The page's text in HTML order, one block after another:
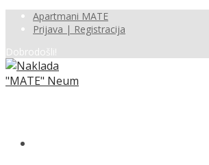
Apartmani MATE
Prijava | Registracija
Dobrodošli!